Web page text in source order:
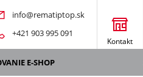
info@rematiptop.sk
+421 903 995 091
Kontakt
E-SHOP